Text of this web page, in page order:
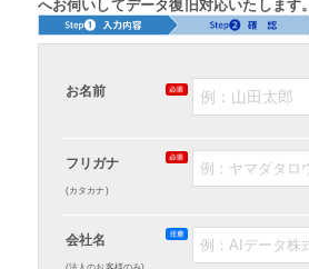
へお伺いしてデータ復旧対応いたします。
お名前
フリガナ
(カタカナ)
会社名